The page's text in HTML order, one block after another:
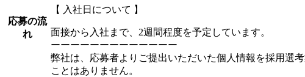
応募の流
れ
【 入社日について 】
面接から入社まで、2週間程度を予定しています。
ーーーーーーーーーーーーー
弊社は、応募者よりご提出いただいた個人情報を採用選
ことはありません。